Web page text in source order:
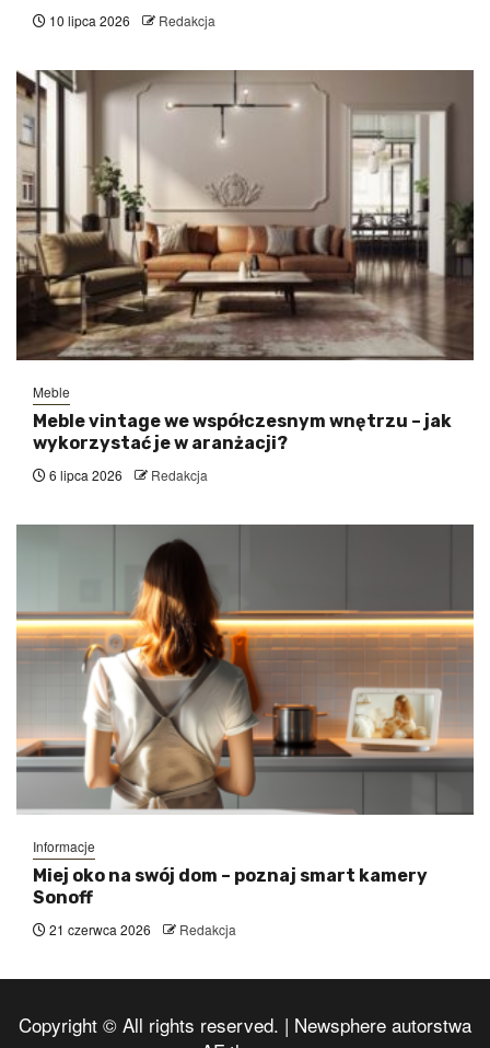
10 lipca 2026 Redakcja
Meble
Meble vintage we współczesnym wnętrzu – jak
wykorzystać je w aranżacji?
6 lipca 2026 Redakcja
Informacje
Miej oko na swój dom – poznaj smart kamery
Sonoff
21 czerwca 2026 Redakcja
Copyright © All rights reserved. | Newsphere autorstwa